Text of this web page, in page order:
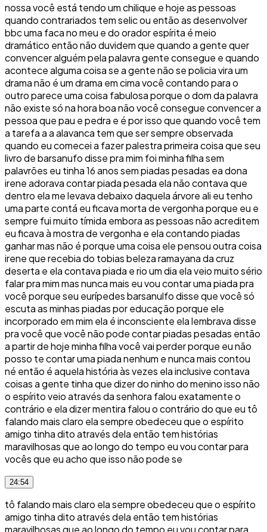
nossa você está tendo um chilique e hoje as pessoas
quando contrariados tem selic ou então as desenvolver
bbc uma faca no meu e do orador espírita é meio
dramático então não duvidem que quando a gente quer
convencer alguém pela palavra gente consegue e quando
acontece alguma coisa se a gente não se policia vira um
drama não é um drama em cima você contando para o
outro parece uma coisa fabulosa porque o dom da palavra
não existe só na hora boa não você consegue convencer a
pessoa que pau e pedra e é por isso que quando você tem
a tarefa a a alavanca tem que ser sempre observada
quando eu comecei a fazer palestra primeira coisa que seu
livro de barsanufo disse pra mim foi minha filha sem
palavrões eu tinha 16 anos sem piadas pesadas ea dona
irene adorava contar piada pesada ela não contava que
dentro ela me levava debaixo daquela árvore ali eu tenho
uma parte contá eu ficava morta de vergonha porque eu e
sempre fui muito tímida embora as pessoas não acreditem
eu ficava à mostra de vergonha e ela contando piadas
ganhar mas não é porque uma coisa ele pensou outra coisa
irene que recebia do tobias beleza ramayana da cruz
deserta e ela contava piada e rio um dia ela veio muito sério
falar pra mim mas nunca mais eu vou contar uma piada pra
você porque seu eurípedes barsanulfo disse que você só
escuta as minhas piadas por educação porque ele
incorporado em mim ela é inconsciente ela lembrava disse
pra você que você não pode contar piadas pesadas então
a partir de hoje minha filha você vai perder porque eu não
posso te contar uma piada nenhum e nunca mais contou
né então é aquela história às vezes ela inclusive contava
coisas a gente tinha que dizer do ninho do menino isso não
o espírito veio através da senhora falou exatamente o
contrário e ela dizer mentira falou o contrário do que eu tô
falando mais claro ela sempre obedeceu que o espírito
amigo tinha dito através dela então tem histórias
maravilhosas que ao longo do tempo eu vou contar para
vocês que eu acho que isso não pode se
24:54
tô falando mais claro ela sempre obedeceu que o espírito
amigo tinha dito através dela então tem histórias
maravilhosas que ao longo do tempo eu vou contar para